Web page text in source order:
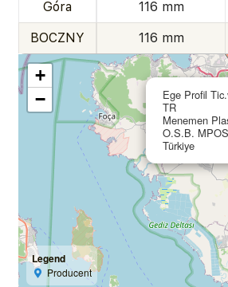
Góra 116 mm
BOCZNY 116 mm
Ege Profil
TR
Menemen
O.S.B.
Türkiye
+
−
Legend
Producent